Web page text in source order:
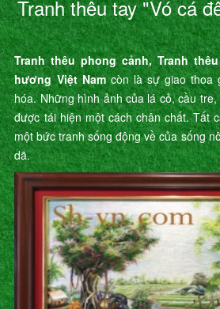
Tranh thêu tay "Vó cá
Tranh thêu phong cảnh, Tranh
hương Việt Namcòn là sự giao thoa
hóa. Những hình ảnh của lá cỏ, cầu
được tái hiện một cách chân chất. Tất
một bức tranh sống động về của sống
dã.